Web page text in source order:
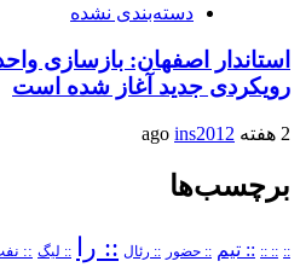
دسته‌بندی نشده
استاندار اصفهان: بازسازی
رویکردی جدید آغاز شده است
2 هفته ago ins2012
برچسب‌ها
::
:: :: :: تیم :: حضور :: رئال :: را :: لیگ ::